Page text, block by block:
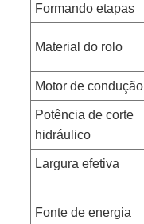
Formando etapas
Material do rolo
Motor de condução
Potência de corte
hidráulico
Largura efetiva
Fonte de energia